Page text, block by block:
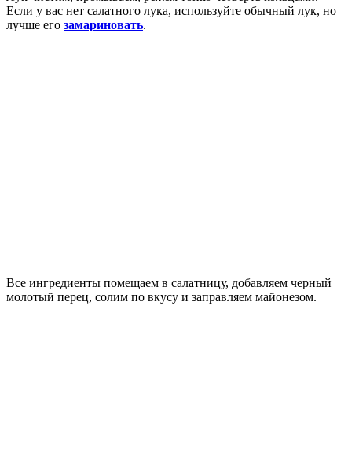
Если у вас нет салатного лука, используйте обычный лук, но
лучше его замариновать.
Все ингредиенты помещаем в салатницу, добавляем черный
молотый перец, солим по вкусу и заправляем майонезом.